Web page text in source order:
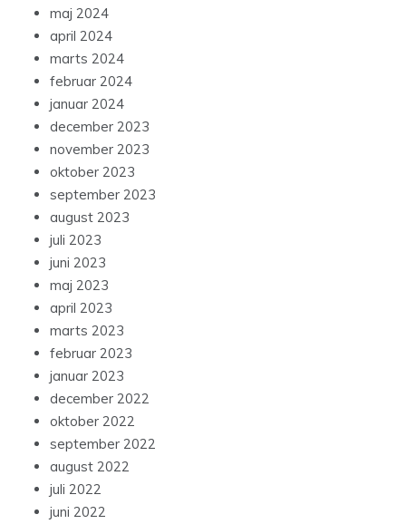
maj 2024
april 2024
marts 2024
februar 2024
januar 2024
december 2023
november 2023
oktober 2023
september 2023
august 2023
juli 2023
juni 2023
maj 2023
april 2023
marts 2023
februar 2023
januar 2023
december 2022
oktober 2022
september 2022
august 2022
juli 2022
juni 2022